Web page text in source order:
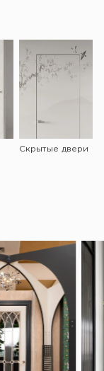
Скрытые двери